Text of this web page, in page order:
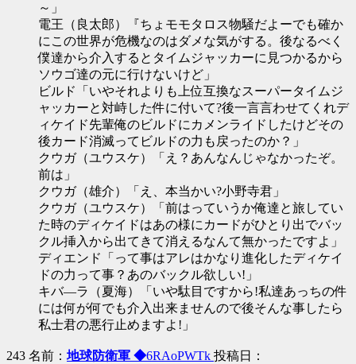
～」
電王（良太郎）『ちょモモタロス物騒だよーでも確か
にこの世界が危機なのはダメな気がする。後なるべく
僕達から介入するとタイムジャッカーに見つかるから
ソウゴ達の元に行けないけど」
ビルド「いやそれよりも上位互換なスーパータイムジ
ャッカーと対峙した件に付いて?後一言言わせてくれデ
ィケイド先輩俺のビルドにカメンライドしたけどその
後カード消滅ってビルドの力も戻ったのか？」
クウガ（ユウスケ）「え？あんなんじゃなかったぞ。
前は」
クウガ（雄介）「え、本当かい?小野寺君」
クウガ（ユウスケ）「前はっていうか俺達と旅してい
た時のディケイドはあの様にカードがひとり出でバッ
クル挿入から出てきて消えるなんて無かったですよ」
ディエンド「って事はアレはかなり進化したディケイ
ドの力って事？あのバックル欲しい!」
キバ―ラ（夏海）「いや駄目ですから!私達あっちの件
には何が何でも介入出来ませんので後そんな事したら
私士君の悪行止めますよ!」
243 名前： 地球防衛軍 ◆6RAoPWTk 投稿日：